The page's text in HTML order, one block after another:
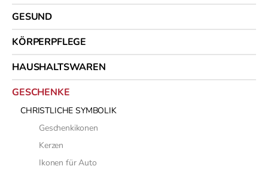
GESUND
KÖRPERPFLEGE
HAUSHALTSWAREN
GESCHENKE
CHRISTLICHE SYMBOLIK
Geschenkikonen
Kerzen
Ikonen für Auto